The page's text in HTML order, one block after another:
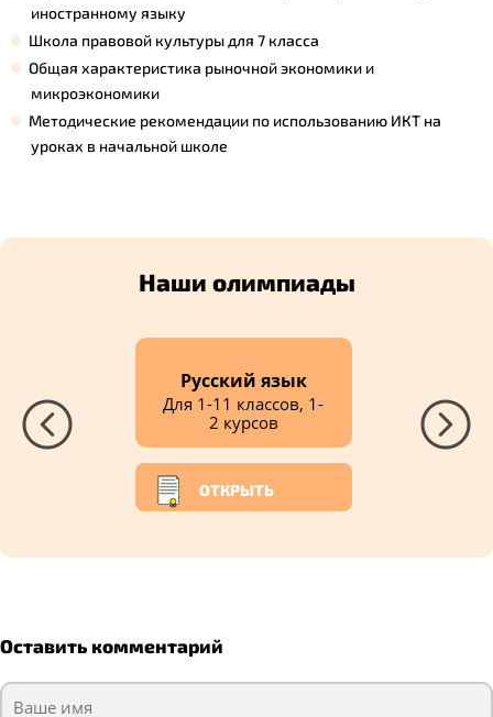
иностранному языку
Школа правовой культуры для 7 класса
Общая характеристика рыночной экономики и
микроэкономики
Методические рекомендации по использованию ИКТ на
уроках в начальной школе
Наши олимпиады
Русский язык
Для 1-11 классов, 1-
2 курсов
ОТКРЫТЬ
Оставить комментарий